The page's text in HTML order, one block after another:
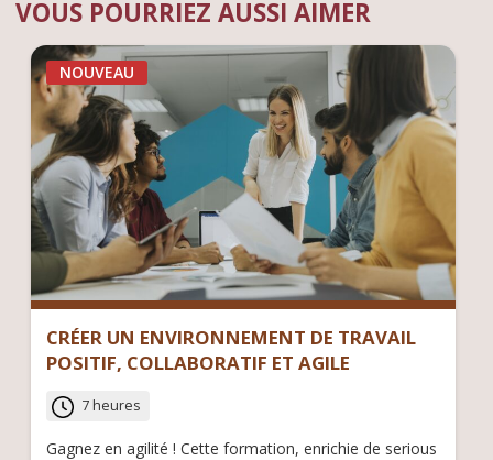
VOUS POURRIEZ AUSSI AIMER
NOUVEAU
CRÉER UN ENVIRONNEMENT DE TRAVAIL
POSITIF, COLLABORATIF ET AGILE
7 heures
Gagnez en agilité ! Cette formation, enrichie de serious